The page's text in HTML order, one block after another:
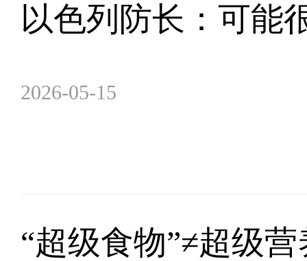
以色列防长：可能
2026-05-15
“超级食物”≠超级营